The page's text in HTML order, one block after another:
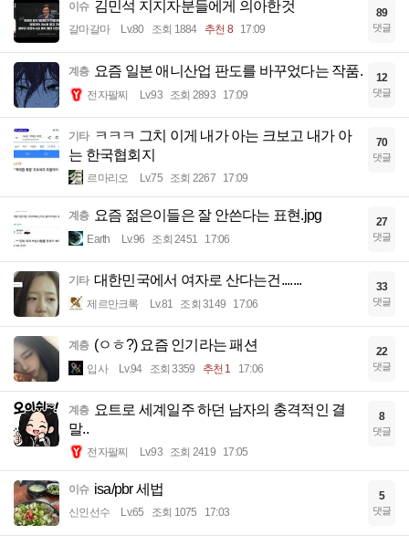
이슈 김민석 지지자분들에게 의아한것
갈마갈마 Lv.80 조회 1884 추천 8 17:09
89
댓글
계층 요즘 일본 애니산업 판도를 바꾸었다는 작품.
전자팔찌 Lv.93 조회 2893 17:09
12
댓글
기타
ㅋㅋㅋ 그치 이게 내가 아는 크보고 내가 아
는 한국협회지
르마리오 Lv.75 조회 2267 17:09
70
댓글
계층 요즘 젊은이들은 잘 안쓴다는 표현.jpg
Earth Lv.96 조회 2451 17:06
27
댓글
기타 대한민국에서 여자로 산다는건.......
제르만크록 Lv.81 조회 3149 17:06
33
댓글
계층 (ㅇㅎ?) 요즘 인기라는 패션
입사 Lv.94 조회 3359 추천 1 17:06
22
댓글
계층 요트로 세계일주 하던 남자의 충격적인 결
말..
전자팔찌 Lv.93 조회 2419 17:05
8
댓글
이슈 isa/pbr 세법
신인선수 Lv.65 조회 1075 17:03
5
댓글